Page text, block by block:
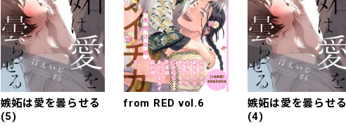
嫉妬は愛を曇らせる
(5)
from RED vol.6
嫉妬は愛を曇らせる
(4)